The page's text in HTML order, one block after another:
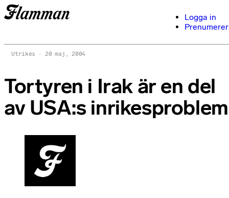
Logga in
Utrikes 20 maj, 2004
Tortyren i Irak är en del
av USA:s inrikesproblem